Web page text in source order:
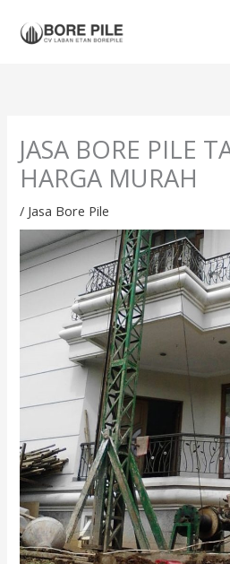
content
JASA BORE PILE
HARGA MURAH
/ Jasa Bore Pile